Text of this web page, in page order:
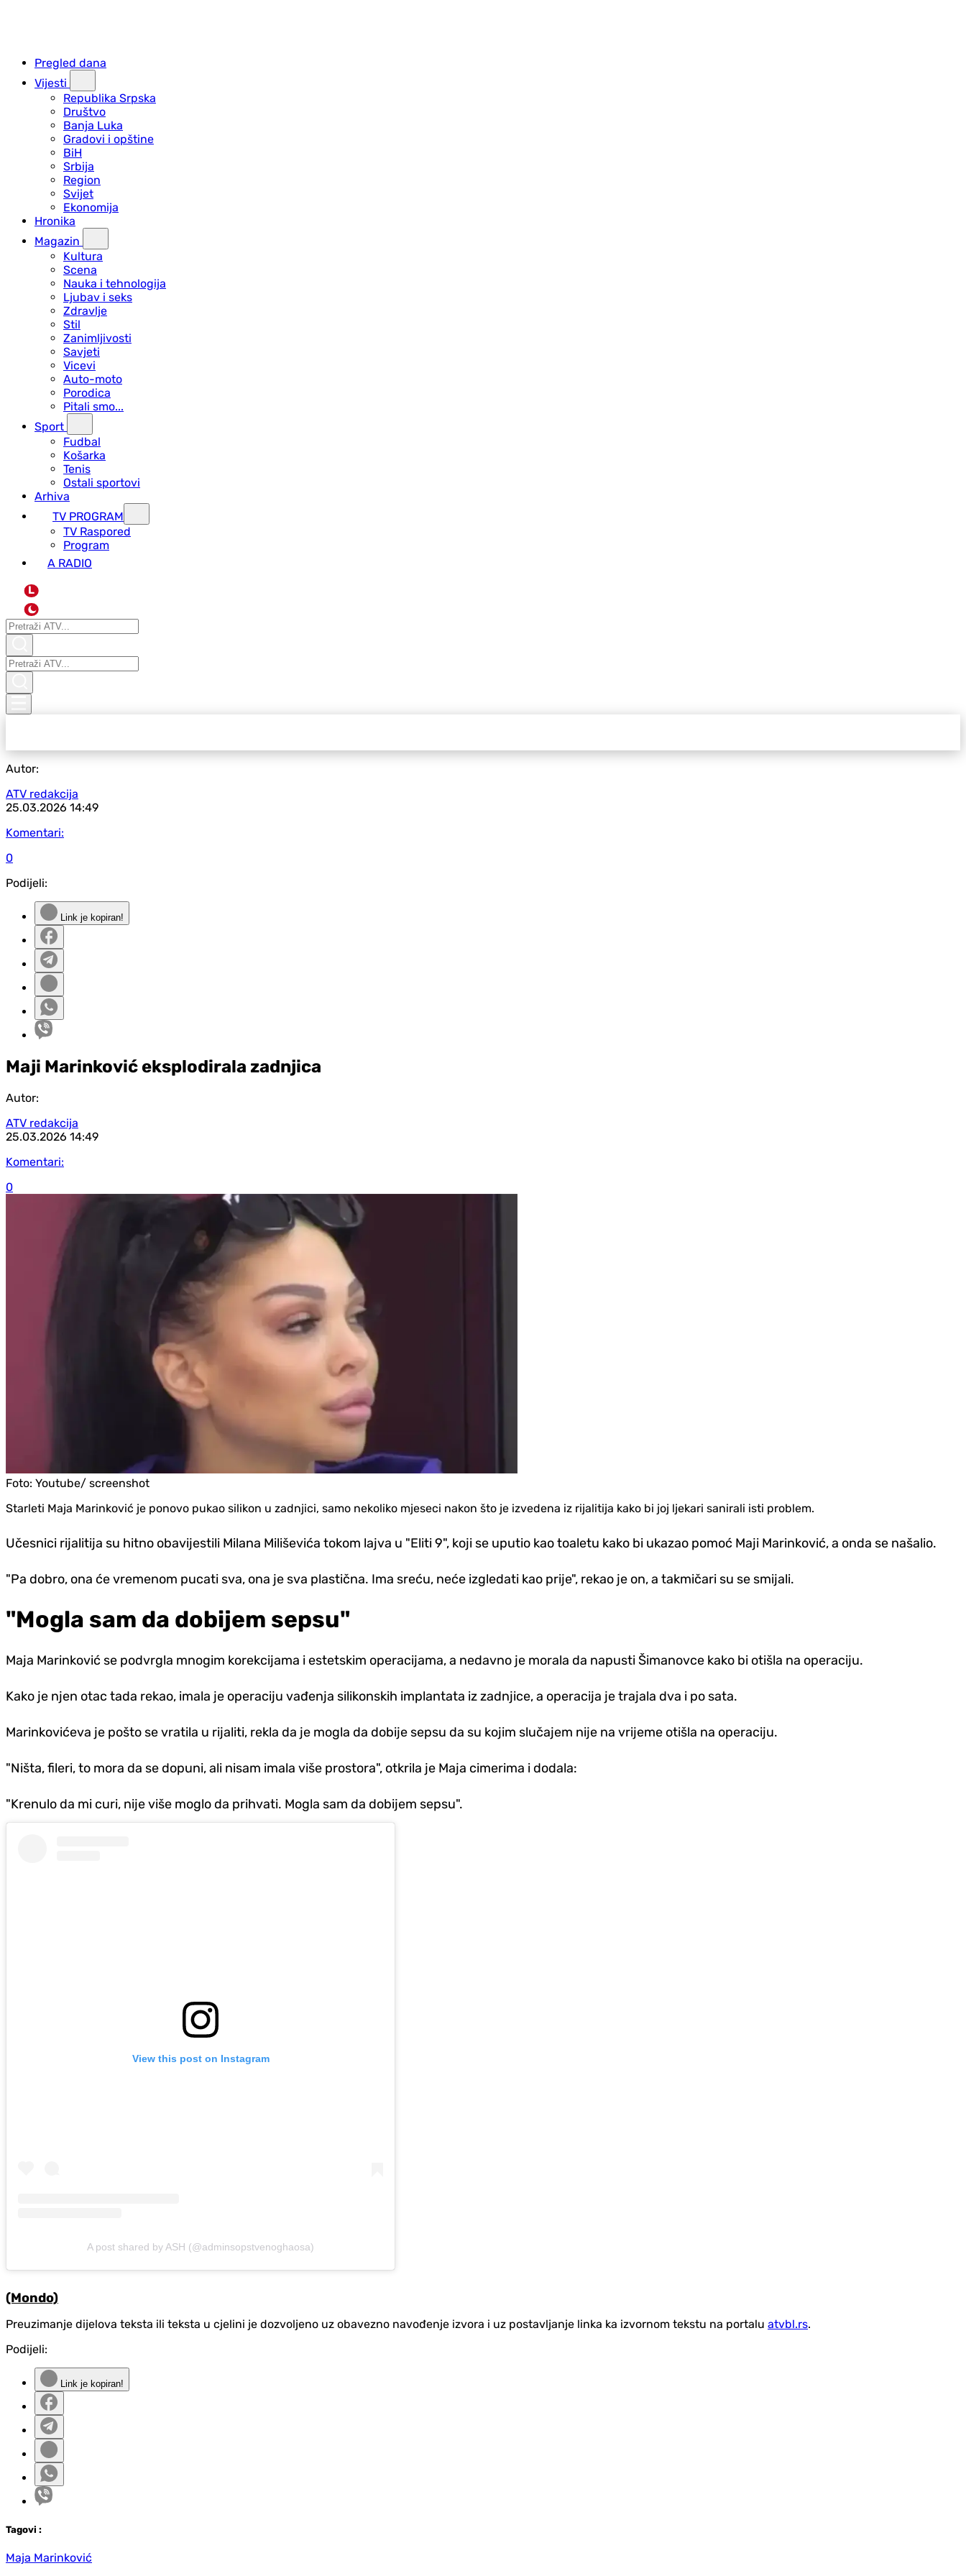
Pregled dana
Vijesti
Republika Srpska
Društvo
Banja Luka
Gradovi i opštine
BiH
Srbija
Region
Svijet
Ekonomija
Hronika
Magazin
Kultura
Scena
Nauka i tehnologija
Ljubav i seks
Zdravlje
Stil
Zanimljivosti
Savjeti
Vicevi
Auto-moto
Porodica
Pitali smo...
Sport
Fudbal
Košarka
Tenis
Ostali sportovi
Arhiva
TV PROGRAM
ТV Raspored
Program
A RADIO
L
Autor:
ATV redakcija
25.03.2026 14:49
Komentari:
0
Podijeli:
Link je kopiran!
Maji Marinković eksplodirala zadnjica
Autor:
ATV redakcija
25.03.2026 14:49
Komentari:
0
Foto: Youtube/ screenshot
Starleti Maja Marinković je ponovo pukao silikon u zadnjici, samo nekoliko mjeseci nakon što je izvedena iz rijalitija kako bi joj ljekari sanirali isti problem.
Učesnici rijalitija su hitno obavijestili Milana Miliševića tokom lajva u "Eliti 9", koji se uputio kao toaletu kako bi ukazao pomoć Maji Marinković, a onda se našalio.
"Pa dobro, ona će vremenom pucati sva, ona je sva plastična. Ima sreću, neće izgledati kao prije", rekao je on, a takmičari su se smijali.
"Mogla sam da dobijem sepsu"
Maja Marinković se podvrgla mnogim korekcijama i estetskim operacijama, a nedavno je morala da napusti Šimanovce kako bi otišla na operaciju.
Kako je njen otac tada rekao, imala je operaciju vađenja silikonskih implantata iz zadnjice, a operacija je trajala dva i po sata.
Marinkovićeva je pošto se vratila u rijaliti, rekla da je mogla da dobije sepsu da su kojim slučajem nije na vrijeme otišla na operaciju.
"Ništa, fileri, to mora da se dopuni, ali nisam imala više prostora", otkrila je Maja cimerima i dodala:
"Krenulo da mi curi, nije više moglo da prihvati. Mogla sam da dobijem sepsu".
View this post on Instagram
A post shared by ASH (@adminsopstvenoghaosa)
(Mondo)
Preuzimanje dijelova teksta ili teksta u cjelini je dozvoljeno uz obavezno navođenje izvora i uz postavljanje linka ka izvornom tekstu na portalu atvbl.rs.
Podijeli:
Link je kopiran!
Tagovi :
Maja Marinković